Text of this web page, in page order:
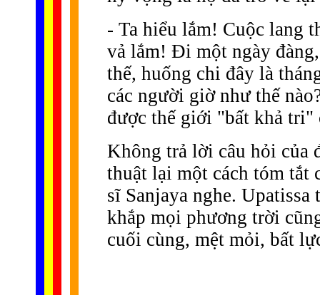
- Ta hiểu lắm! Cuộc lang
vả lắm! Ði một ngày
thế, huống chi đây là
các người giờ như thế
được thế giới "bất khả tri"
Không trả lời câu hỏi của
thuật lại một cách tóm tắt
sĩ Sanjaya nghe.
khắp mọi phương trời
cuối cùng, mệt mỏi, bất